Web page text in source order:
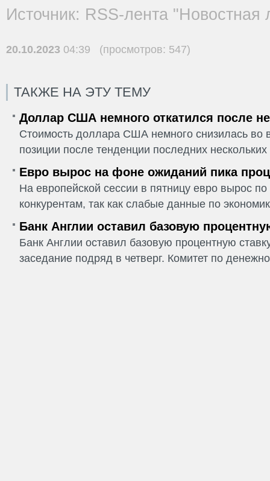
Источник: RSS-лента "Новостная
20.10.2023 04:39 (просмотров: 547)
ТАКЖЕ НА ЭТУ ТЕМУ
Доллар США немного откатился после
Стоимость доллара США немного снизилась во
позиции после тенденции последних
Евро вырос на фоне ожиданий пика
На европейской сессии в пятницу евро вырос
конкурентам, так как слабые данные по
Банк Англии оставил базовую
Банк Англии оставил базовую процентную
заседание подряд в четверг. Комитет по